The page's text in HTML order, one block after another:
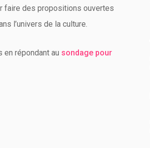
faire des propositions ouvertes
l’univers de la culture.
en répondant au sondage pour